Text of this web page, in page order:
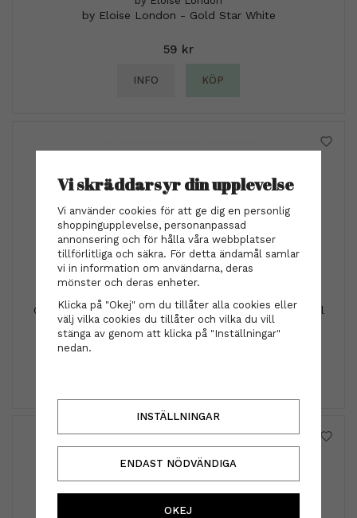
by Eloise London - Gold Star White
59 kr
INFO KÖP
Ghd Dramatic ending ( Smooth & Finish Serum ) 30ml
269 kr
Vi skräddarsyr din upplevelse
Vi använder cookies för att ge dig en personlig
shoppingupplevelse, personanpassad
annonsering och för hålla våra webbplatser
tillförlitliga och säkra. För detta ändamål samlar
vi in information om användarna, deras
mönster och deras enheter.
Klicka på "Okej" om du tillåter alla cookies eller
välj vilka cookies du tillåter och vilka du vill
stänga av genom att klicka på "Inställningar"
nedan.
INSTÄLLNINGAR
ENDAST NÖDVÄNDIGA
OKEJ